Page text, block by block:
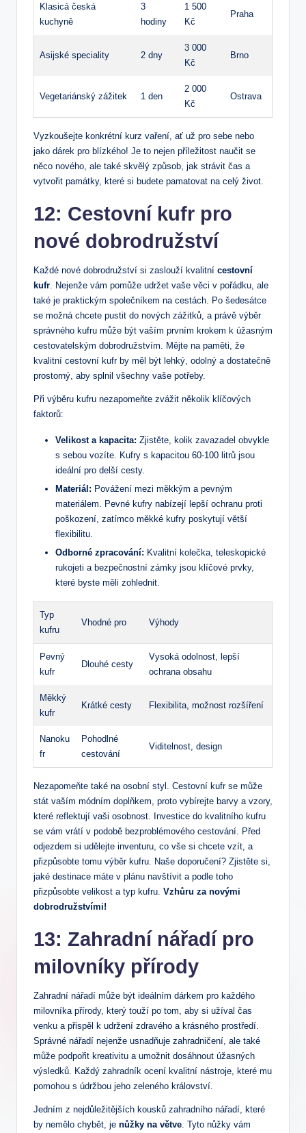
Klasicá česká
kuchyně
3
hodiny
1 500
Kč
Praha
Asijské speciality 2 dny
3 000
Kč
Brno
Vegetariánský zážitek 1 den
2 000
Kč
Ostrava
Vyzkoušejte konkrétní kurz vaření, ať už pro sebe nebo
jako dárek pro blízkého! Je to nejen příležitost naučit se
něco nového, ale také skvělý způsob, jak strávit čas a
vytvořit památky, které si budete pamatovat na celý život.
12: Cestovní kufr pro
nové dobrodružství
Každé nové dobrodružství si zaslouží kvalitní cestovní
kufr . Nejenže vám pomůže udržet vaše věci v pořádku, ale
také je praktickým společníkem na cestách. Po šedesátce
se možná chcete pustit do nových zážitků, a právě výběr
správného kufru může být vaším prvním krokem k úžasným
cestovatelským dobrodružstvím. Mějte na paměti, že
kvalitní cestovní kufr by měl být lehký, odolný a dostatečně
prostorný, aby splnil všechny vaše potřeby.
Při výběru kufru nezapomeňte zvážit několik klíčových
faktorů:
Velikost a kapacita: Zjistěte, kolik zavazadel obvykle
s sebou vozíte. Kufry s kapacitou 60-100 litrů jsou
ideální pro delší cesty.
Materiál: Povážení mezi měkkým a pevným
materiálem. Pevné kufry nabízejí lepší ochranu proti
poškození, zatímco měkké kufry poskytují větší
flexibilitu.
Odborné zpracování: Kvalitní kolečka, teleskopické
rukojeti a bezpečnostní zámky jsou klíčové prvky,
které byste měli zohlednit.
Typ
kufru
Vhodné pro Výhody
Pevný
kufr
Dlouhé cesty
Vysoká odolnost, lepší
ochrana obsahu
Měkký
kufr
Krátké cesty Flexibilita, možnost rozšíření
Nanoku
fr
Pohodlné
cestování
Viditelnost, design
Nezapomeňte také na osobní styl. Cestovní kufr se může
stát vaším módním doplňkem, proto vybírejte barvy a vzory,
které reflektují vaši osobnost. Investice do kvalitního kufru
se vám vrátí v podobě bezproblémového cestování. Před
odjezdem si udělejte inventuru, co vše si chcete vzít, a
přizpůsobte tomu výběr kufru. Naše doporučení? Zjistěte si,
jaké destinace máte v plánu navštívit a podle toho
přizpůsobte velikost a typ kufru. Vzhůru za novými
dobrodružstvími!
13: Zahradní nářadí pro
milovníky přírody
Zahradní nářadí může být ideálním dárkem pro každého
milovníka přírody, který touží po tom, aby si užíval čas
venku a přispěl k udržení zdravého a krásného prostředí.
Správné nářadí nejenže usnadňuje zahradničení, ale také
může podpořit kreativitu a umožnit dosáhnout úžasných
výsledků. Každý zahradník ocení kvalitní nástroje, které mu
pomohou s údržbou jeho zeleného království.
Jedním z nejdůležitějších kousků zahradního nářadí, které
by nemělo chybět, je nůžky na větve . Tyto nůžky vám